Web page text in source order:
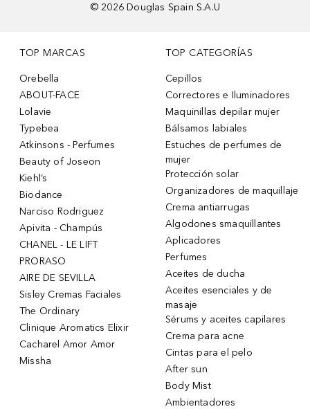
© 2026 Douglas Spain S.A.U
TOP MARCAS
Orebella
ABOUT-FACE
Lolavie
Typebea
Atkinsons - Perfumes
Beauty of Joseon
Kiehl’s
Biodance
Narciso Rodriguez
Apivita - Champús
CHANEL - LE LIFT
PRORASO
AIRE DE SEVILLA
Sisley Cremas Faciales
The Ordinary
Clinique Aromatics Elixir
Cacharel Amor Amor
Missha
TOP CATEGORÍAS
Cepillos
Correctores e Iluminadores
Maquinillas depilar mujer
Bálsamos labiales
Estuches de perfumes de
mujer
Protección solar
Organizadores de maquillaje
Crema antiarrugas
Algodones smaquillantes
Aplicadores
Perfumes
Aceites de ducha
Aceites esenciales y de
masaje
Sérums y aceites capilares
Crema para acne
Cintas para el pelo
After sun
Body Mist
Ambientadores